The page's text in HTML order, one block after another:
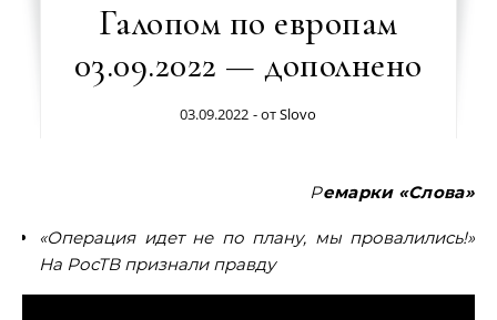
Галопом по европам
03.09.2022 — дополнено
03.09.2022 - отSlovo
Ремарки «Слова»
«Операция идет не по плану, мы провалились!»
На РосТВ признали правду